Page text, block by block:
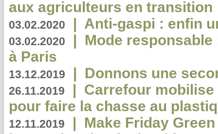
aux agriculteurs en transition
03.02.2020 | Anti-gaspi : enfin
03.02.2020 | Mode
à Paris
13.12.2019 | Donnons une
26.11.2019 | Carrefour
pour faire la chasse au
12.11.2019 | Make Friday